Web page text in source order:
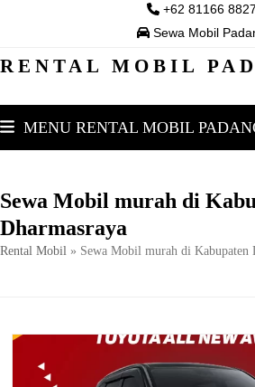
+62 81166 8827
Sewa Mobil
RENTAL MOBIL
MENU RENTAL MOBIL
Sewa Mobil murah di
Dharmasraya
Rental Mobil » Sewa Mobil murah di Kabupaten